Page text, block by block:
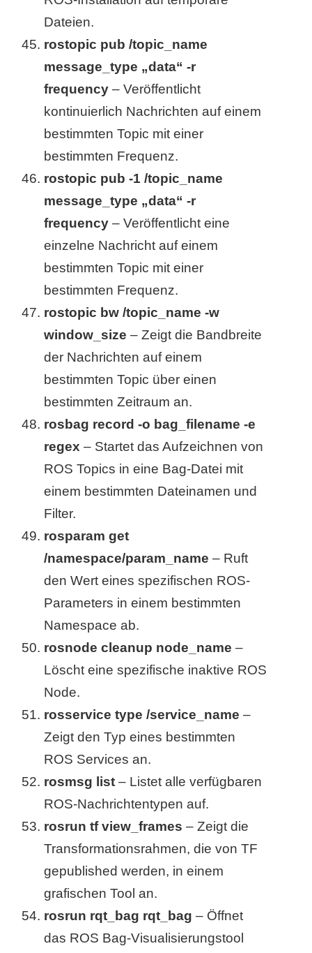
Dateien.
rostopic pub /topic_name
message_type „data“ -r
frequency – Veröffentlicht
kontinuierlich Nachrichten auf einem
bestimmten Topic mit einer
bestimmten Frequenz.
rostopic pub -1 /topic_name
message_type „data“ -r
frequency – Veröffentlicht eine
einzelne Nachricht auf einem
bestimmten Topic mit einer
bestimmten Frequenz.
rostopic bw /topic_name -w
window_size – Zeigt die Bandbreite
der Nachrichten auf einem
bestimmten Topic über einen
bestimmten Zeitraum an.
rosbag record -o bag_filename -e
regex – Startet das Aufzeichnen von
ROS Topics in eine Bag-Datei mit
einem bestimmten Dateinamen und
Filter.
rosparam get
/namespace/param_name – Ruft
den Wert eines spezifischen ROS-
Parameters in einem bestimmten
Namespace ab.
rosnode cleanup node_name –
Löscht eine spezifische inaktive ROS
Node.
rosservice type /service_name –
Zeigt den Typ eines bestimmten
ROS Services an.
rosmsg list – Listet alle verfügbaren
ROS-Nachrichtentypen auf.
rosrun tf view_frames – Zeigt die
Transformationsrahmen, die von TF
gepublished werden, in einem
grafischen Tool an.
rosrun rqt_bag rqt_bag – Öffnet
das ROS Bag-Visualisierungstool